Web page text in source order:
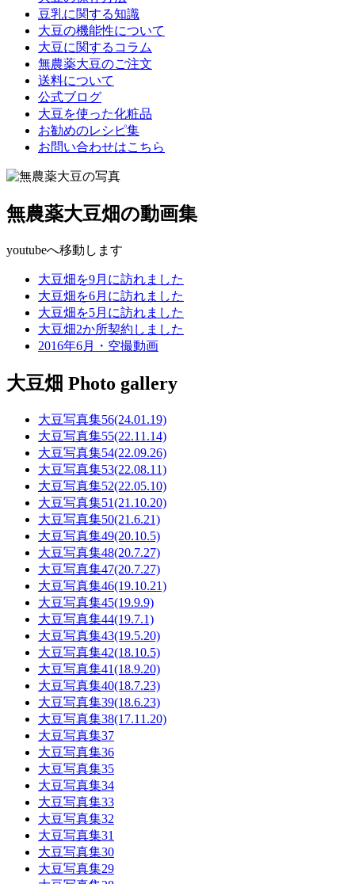
豆乳に関する知識
大豆の機能性について
大豆に関するコラム
無農薬大豆のご注文
送料について
公式ブログ
大豆を使った化粧品
お勧めのレシピ集
お問い合わせはこちら
無農薬大豆畑の動画集
youtubeへ移動します
大豆畑を9月に訪れました
大豆畑を6月に訪れました
大豆畑を5月に訪れました
大豆畑2か所契約しました
2016年6月・空撮動画
大豆畑 Photo gallery
大豆写真集56(24.01.19)
大豆写真集55(22.11.14)
大豆写真集54(22.09.26)
大豆写真集53(22.08.11)
大豆写真集52(22.05.10)
大豆写真集51(21.10.20)
大豆写真集50(21.6.21)
大豆写真集49(20.10.5)
大豆写真集48(20.7.27)
大豆写真集47(20.7.27)
大豆写真集46(19.10.21)
大豆写真集45(19.9.9)
大豆写真集44(19.7.1)
大豆写真集43(19.5.20)
大豆写真集42(18.10.5)
大豆写真集41(18.9.20)
大豆写真集40(18.7.23)
大豆写真集39(18.6.23)
大豆写真集38(17.11.20)
大豆写真集37
大豆写真集36
大豆写真集35
大豆写真集34
大豆写真集33
大豆写真集32
大豆写真集31
大豆写真集30
大豆写真集29